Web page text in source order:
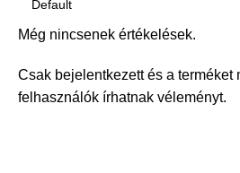
Még nincsenek értékelések.
Csak bejelentkezett és a terméket
felhasználók írhatnak véleményt.